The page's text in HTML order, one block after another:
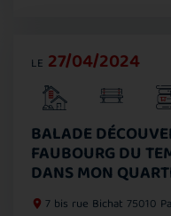
LE 27/04/2024
BALADE
FAUBOURG DU
DANS MON
7 bis rue Bichat 75010